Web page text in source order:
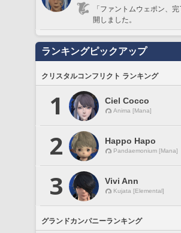
「ファントムウェポン、
開しました。
ランキングピックアップ
クリスタルコンフリクト ランキング
1 Ciel Cocco
Anima [Mana]
2 Happo Hapo
Pandaemonium [Mana]
3 Vivi Ann
Kujata [Elemental]
グランドカンパニーランキング